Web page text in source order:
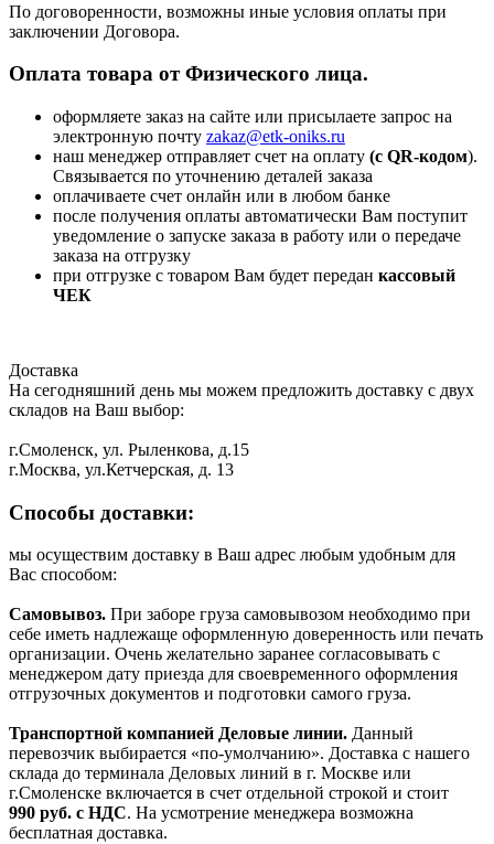
По договоренности, возможны иные условия оплаты при
заключении Договора.
Оплата товара от Физического лица.
оформляете заказ на сайте или присылаете запрос на
электронную почту zakaz@etk-oniks.ru
наш менеджер отправляет счет на оплату (с QR-кодом).
Связывается по уточнению деталей заказа
оплачиваете счет онлайн или в любом банке
после получения оплаты автоматически Вам поступит
уведомление о запуске заказа в работу или о передаче
заказа на отгрузку
при отгрузке с товаром Вам будет передан кассовый
ЧЕК
Доставка
На сегодняшний день мы можем предложить доставку с двух
складов на Ваш выбор:
г.Смоленск, ул. Рыленкова, д.15
г.Москва, ул.Кетчерская, д. 13
Способы доставки:
мы осуществим доставку в Ваш адрес любым удобным для
Вас способом:
Самовывоз. При заборе груза самовывозом необходимо при
себе иметь надлежаще оформленную доверенность или печать
организации. Очень желательно заранее согласовывать с
менеджером дату приезда для своевременного оформления
отгрузочных документов и подготовки самого груза.
Транспортной компанией Деловые линии. Данный
перевозчик выбирается «по-умолчанию». Доставка с нашего
склада до терминала Деловых линий в г. Москве или
г.Смоленске включается в счет отдельной строкой и стоит
990 руб. с НДС. На усмотрение менеджера возможна
бесплатная доставка.